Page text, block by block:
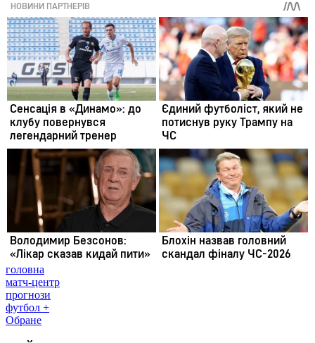
головна
матч-центр
прогнози
футбол +
Обране